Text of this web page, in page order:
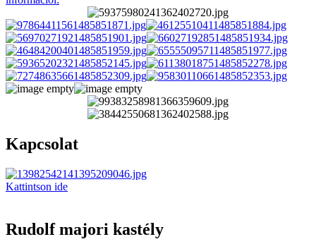
Kapcsolat
Kattintson ide
Rudolf majori kastély